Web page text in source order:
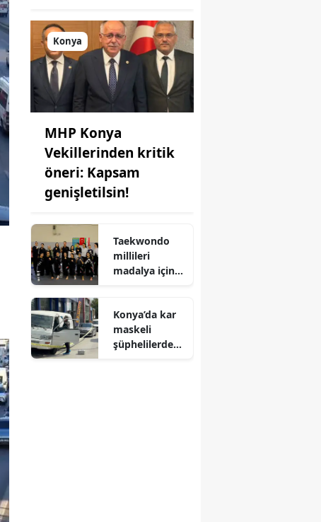
Konya
MHP Konya
Vekillerinden kritik
öneri: Kapsam
genişletilsin!
Taekwondo
millileri
madalya için
Konya’da kar
maskeli
şüphelilerden